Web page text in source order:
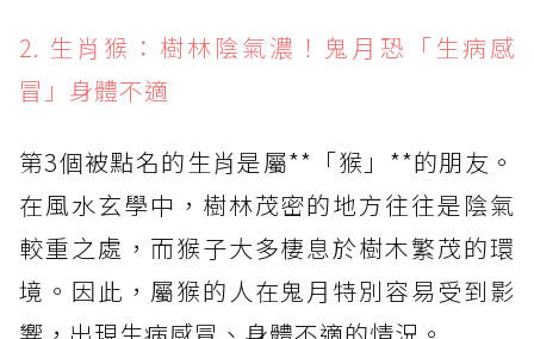
2. 生肖猴：樹林陰氣濃！鬼月恐「生病感
冒」身體不適
第3個被點名的生肖是屬**「猴」**的朋友。
在風水玄學中，樹林茂密的地方往往是陰氣
較重之處，而猴子大多棲息於樹木繁茂的環
境。因此，屬猴的人在鬼月特別容易受到影